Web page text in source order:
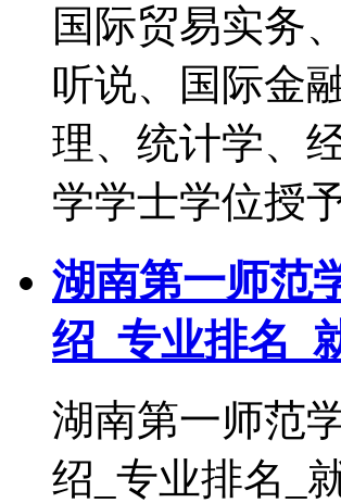
国际贸易实务
听说、国际金
理、统计学、
学学士学位授
湖南第一师范
绍_专业排名_
湖南第一师范
绍_专业排名_